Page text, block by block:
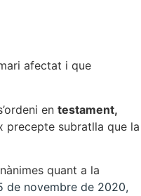
afectat i que
en testament,
precepte subratlla que la
quant a la
de novembre de 2020,